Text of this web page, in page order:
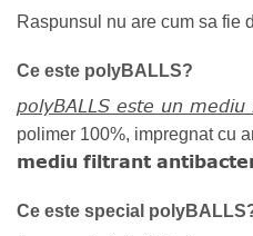
Raspunsul nu are cum sa fie
Ce este polyBALLS?
polyBALLS este un
polimer 100%, impregnat cu
mediu filtrant
Ce este special